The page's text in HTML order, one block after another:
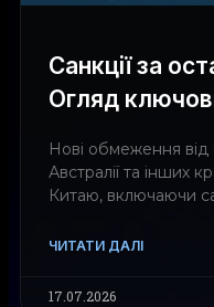
Санкції за
Огляд
Нові обмеження
Австралії та інших
Китаю, включаючи
ЧИТАТИ ДАЛІ
17.07.2026